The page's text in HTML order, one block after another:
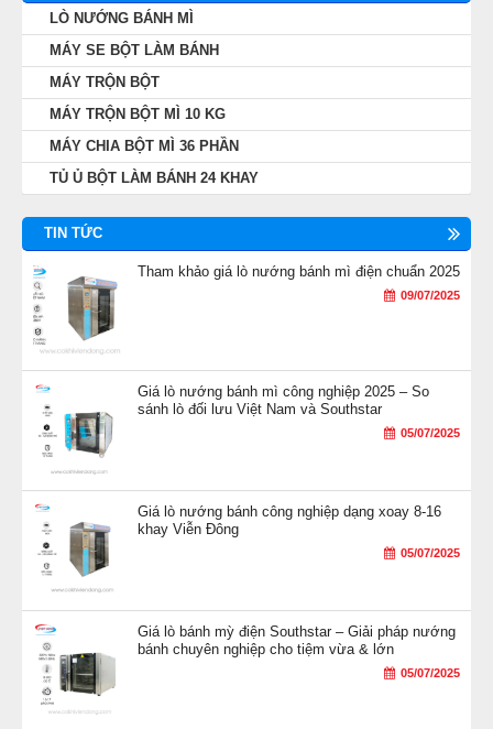
LÒ NƯỚNG BÁNH MÌ
MÁY SE BỘT LÀM BÁNH
MÁY TRỘN BỘT
MÁY TRỘN BỘT MÌ 10 KG
MÁY CHIA BỘT MÌ 36 PHẦN
TỦ Ủ BỘT LÀM BÁNH 24 KHAY
TIN TỨC
Tham khảo giá lò nướng bánh mì điện chuẩn 2025
09/07/2025
Giá lò nướng bánh mì công nghiệp 2025 – So
sánh lò đối lưu Việt Nam và Southstar
05/07/2025
Giá lò nướng bánh công nghiệp dạng xoay 8-16
khay Viễn Đông
05/07/2025
Giá lò bánh mỳ điện Southstar – Giải pháp nướng
bánh chuyên nghiệp cho tiệm vừa & lớn
05/07/2025